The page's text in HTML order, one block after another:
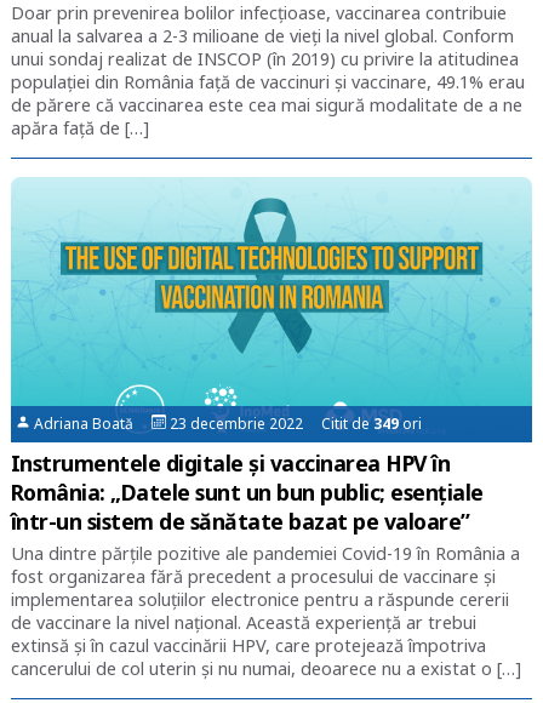
Doar prin prevenirea bolilor infecțioase, vaccinarea contribuie
anual la salvarea a 2-3 milioane de vieți la nivel global. Conform
unui sondaj realizat de INSCOP (în 2019) cu privire la atitudinea
populației din România față de vaccinuri și vaccinare, 49.1% erau
de părere că vaccinarea este cea mai sigură modalitate de a ne
apăra faţă de […]
Adriana Boată 23 decembrie 2022 Citit de349ori
Instrumentele digitale și vaccinarea HPV în
România: „Datele sunt un bun public; esențiale
într-un sistem de sănătate bazat pe valoare”
Una dintre părțile pozitive ale pandemiei Covid-19 în România a
fost organizarea fără precedent a procesului de vaccinare și
implementarea soluțiilor electronice pentru a răspunde cererii
de vaccinare la nivel național. Această experiență ar trebui
extinsă și în cazul vaccinării HPV, care protejează împotriva
cancerului de col uterin și nu numai, deoarece nu a existat o […]